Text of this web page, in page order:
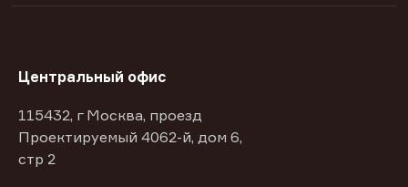
Центральный офис
115432, г Москва, проезд
Проектируемый 4062-й, дом 6,
стр 2